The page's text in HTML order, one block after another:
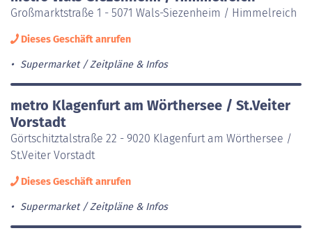
Großmarktstraße 1 - 5071 Wals-Siezenheim / Himmelreich
Dieses Geschäft anrufen
Supermarket Zeitpläne & Infos
metro Klagenfurt am Wörthersee / St.Veiter
Vorstadt
Görtschitztalstraße 22 - 9020 Klagenfurt am Wörthersee /
St.Veiter Vorstadt
Dieses Geschäft anrufen
Supermarket Zeitpläne & Infos